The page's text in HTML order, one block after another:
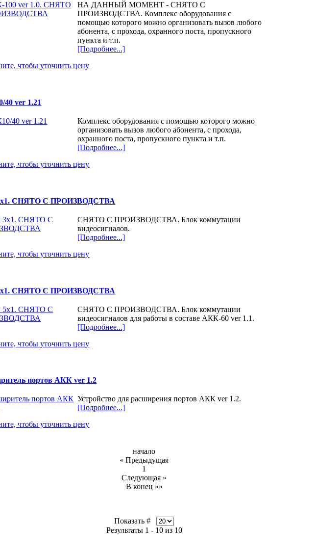
НА ДАННЫЙ МОМЕНТ - СНЯТО С
ПРОИЗВОДСТВА. Комплекс оборудования с
помощью которого можно организовать вызов любого
абонента, с прохода, охранного поста, пропускного
пункта и т.п.
[Подробнее...]
чтобы уточнить цену
ver 1.21
Комплекс оборудования с помощью которого можно
организовать вызов любого абонента, с прохода,
охранного поста, пропускного пункта и т.п.
[Подробнее...]
чтобы уточнить цену
СНЯТО С ПРОИЗВОДСТВА
СНЯТО С ПРОИЗВОДСТВА. Блок коммутации
видеосигналов.
[Подробнее...]
чтобы уточнить цену
СНЯТО С ПРОИЗВОДСТВА
СНЯТО С ПРОИЗВОДСТВА. Блок коммутации
видеосигналов для работы в составе АКК-60 ver 1.1.
[Подробнее...]
чтобы уточнить цену
портов АКК ver 1.2
Устройство для расширения портов АКК ver 1.2.
[Подробнее...]
чтобы уточнить цену
начало
« Предыдущая
1
Следующая »
В конец »»
Показать #
Результаты 1 - 10 из 10